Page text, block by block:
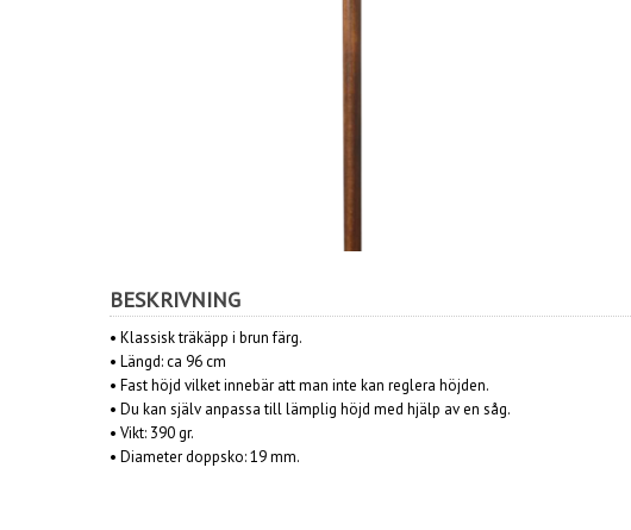
BESKRIVNING
• Klassisk träkäpp i brun färg.
• Längd: ca 96 cm
• Fast höjd vilket innebär att man inte kan reglera höjden.
• Du kan själv anpassa till lämplig höjd med hjälp av en såg.
• Vikt: 390 gr.
• Diameter doppsko: 19 mm.